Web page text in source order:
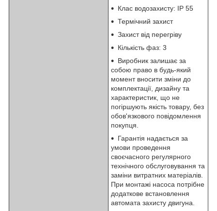
Клас водозахисту: IP 55
Термічний захист
Захист від перегріву
Кількість фаз: 3
Виробник залишає за
собою право в будь-який
момент вносити зміни до
комплектації, дизайну та
характеристик, що не
погіршують якість товару, без
обов'язкового повідомлення
покупця.
Гарантія надається за
умови проведення
своєчасного регулярного
технічного обслуговування та
заміни витратних матеріалів.
При монтажі насоса потрібне
додаткове встановлення
автомата захисту двигуна.